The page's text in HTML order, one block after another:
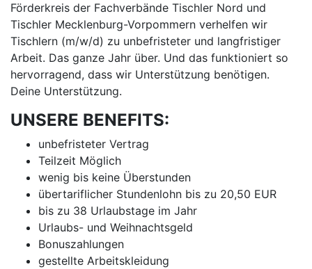
Förderkreis der Fachverbände Tischler Nord und
Tischler Mecklenburg-Vorpommern verhelfen wir
Tischlern (m/w/d) zu unbefristeter und langfristiger
Arbeit. Das ganze Jahr über. Und das funktioniert so
hervorragend, dass wir Unterstützung benötigen.
Deine Unterstützung.
UNSERE BENEFITS:
unbefristeter Vertrag
Teilzeit Möglich
wenig bis keine Überstunden
übertariflicher Stundenlohn bis zu 20,50 EUR
bis zu 38 Urlaubstage im Jahr
Urlaubs- und Weihnachtsgeld
Bonuszahlungen
gestellte Arbeitskleidung